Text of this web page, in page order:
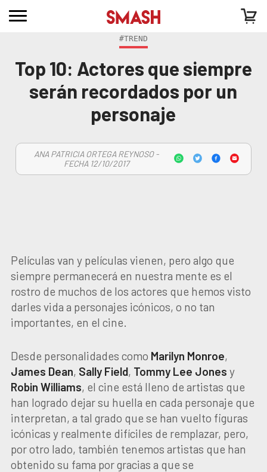
#TREND
Top 10: Actores que siempre
serán recordados por un
personaje
ANA PATRICIA ORTEGA REYNOSO -
FECHA 12/10/2017
Películas van y películas vienen, pero algo que
siempre permanecerá en nuestra mente es el
rostro de muchos de los actores que hemos visto
darles vida a personajes icónicos, o no tan
importantes, en el cine.
Desde personalidades como Marilyn Monroe,
James Dean, Sally Field, Tommy Lee Jones y
Robin Williams, el cine está lleno de artistas que
han logrado dejar su huella en cada personaje que
interpretan, a tal grado que se han vuelto figuras
icónicas y realmente difíciles de remplazar, pero,
por otro lado, también tenemos artistas que han
obtenido su fama por gracias a que se